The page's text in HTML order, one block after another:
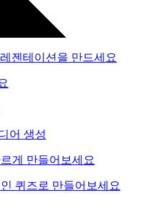
젠테이션을 만드세요
어 생성
게 만들어보세요
퀴즈로 만들어보세요